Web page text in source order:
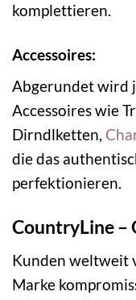
komplettieren.
Accessoires:
Abgerundet wird
Accessoires wie
Dirndlketten,
die das
perfektionieren.
CountryLine –
Kunden weltweit
Marke